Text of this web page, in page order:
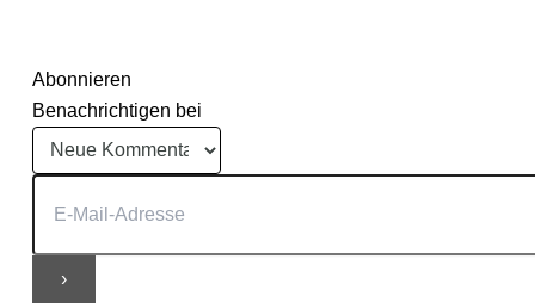
Abonnieren
Benachrichtigen bei